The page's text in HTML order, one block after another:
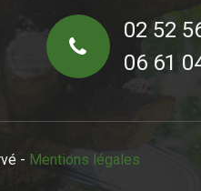
02 52
06 61
- Mentions légales